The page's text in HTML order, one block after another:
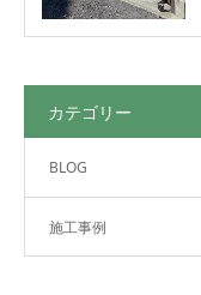
カテゴリー
BLOG
施工事例